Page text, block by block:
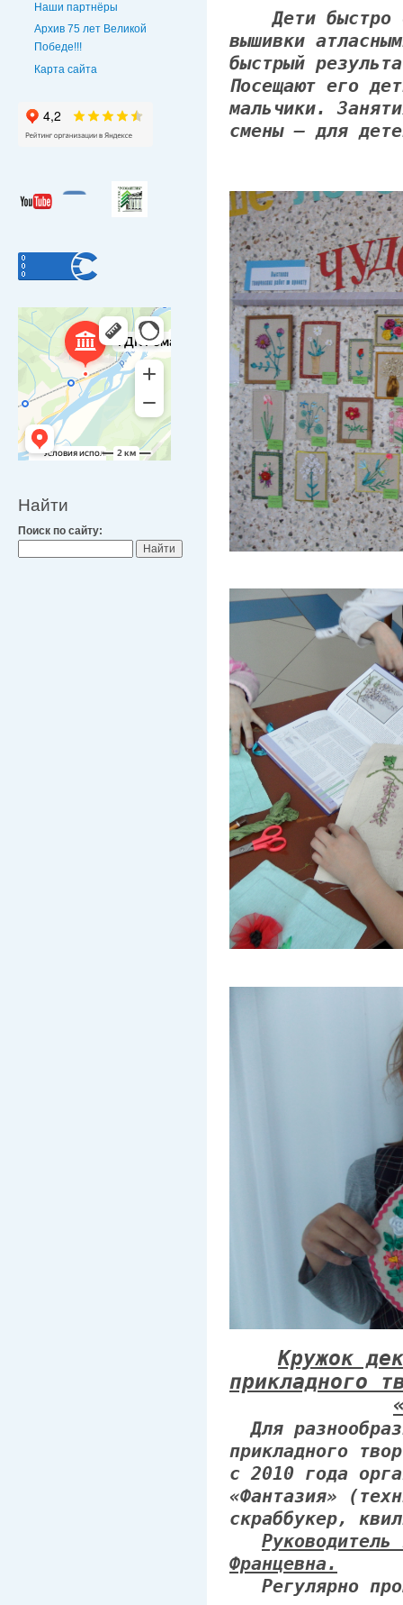
Наши партнёры
Архив 75 лет Великой
Победе!!!
Карта сайта
Найти
Поиск по сайту:
Дети быстро
вышивки
быстрый
Посещают его
мальчики.
смены – для
Кружок
прикладного
Для
прикладного
с 2010 года
«Фантазия»
скраббукер,
Францевна.
Регулярно